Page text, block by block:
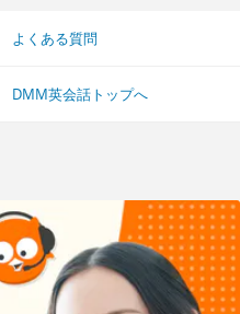
よくある質問
DMM英会話トップへ